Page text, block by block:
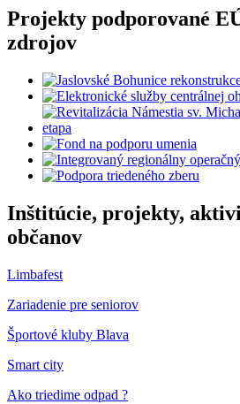
Projekty podporované
zdrojov
Inštitúcie, projekty,
občanov
Limbafest
Zariadenie pre seniorov
Športové kluby Blava
Smart city
Ako triedime odpad ?